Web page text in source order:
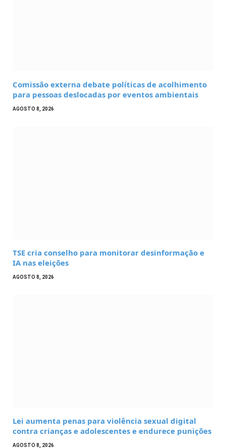
Comissão externa debate políticas de acolhimento
para pessoas deslocadas por eventos ambientais
AGOSTO 8, 2026
TSE cria conselho para monitorar desinformação e
IA nas eleições
AGOSTO 8, 2026
Lei aumenta penas para violência sexual digital
contra crianças e adolescentes e endurece punições
AGOSTO 8, 2026